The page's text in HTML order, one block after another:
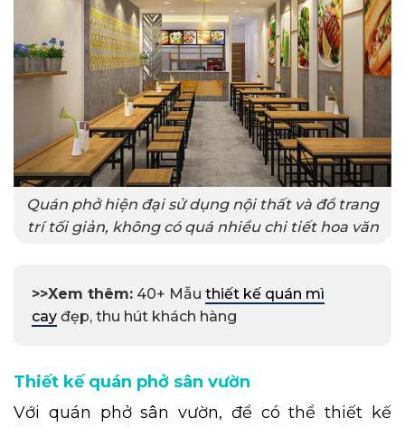
Quán phở hiện đại sử dụng nội thất và đồ trang
trí tối giản, không có quá nhiều chi tiết hoa văn
>>Xem thêm: 40+ Mẫu thiết kế quán mì
cay đẹp, thu hút khách hàng
Thiết kế quán phở sân vườn
Với quán phở sân vườn, để có thể thiết kế